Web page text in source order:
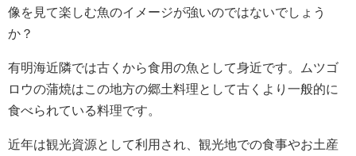
像を見て楽しむ魚のイメージが強いのではないでしょう
か？
有明海近隣では古くから食用の魚として身近です。ムツゴ
ロウの蒲焼はこの地方の郷土料理として古くより一般的に
食べられている料理です。
近年は観光資源として利用され、観光地での食事やお土産